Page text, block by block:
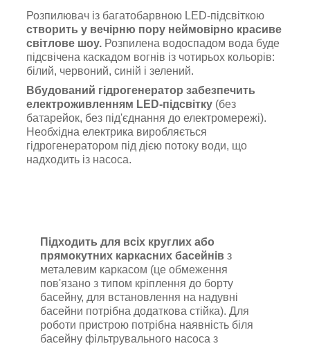
Розпилювач із багатобарвною LED-підсвіткою
створить у вечірню пору неймовірно красиве
світлове шоу. Розпилена водоспадом вода буде
підсвічена каскадом вогнів із чотирьох кольорів:
білий, червоний, синій і зелений.
Вбудований гідрогенератор забезпечить
електроживленням LED-підсвітку (без
батарейок, без під'єднання до електромережі).
Необхідна електрика виробляється
гідрогенератором під дією потоку води, що
надходить із насоса.
Підходить для всіх круглих або
прямокутних каркасних басейнів з
металевим каркасом (це обмеження
пов'язано з типом кріплення до борту
басейну, для встановлення на надувні
басейни потрібна додаткова стійка). Для
роботи пристрою потрібна наявність біля
басейну фільтрувального насоса з